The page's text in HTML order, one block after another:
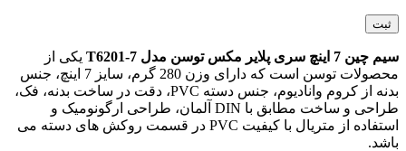
سیم چین 7 اینچ سری پلایر مکس توسن مدل T6201-7
یکی از
محصولات توسن است که دارای وزن 280 گرم، سایز 7 اینچ، جنس
بدنه از کروم وانادیوم، جنس دسته PVC، دقت در ساخت بدنه، فک،
طراحی و ساخت مطابق با DIN آلمان، طراحی ارگونومیک و
استفاده از متریال با کیفیت PVC در قسمت روکش های دسته می
باشد.